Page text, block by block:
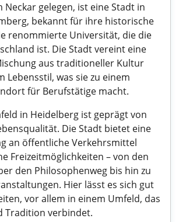
Neckar gelegen, ist eine Stadt in
bekannt für ihre historische
renommierte Universität, die die
ist. Die Stadt vereint eine
aus traditioneller Kultur
Lebensstil, was sie zu einem
für Berufstätige macht.
in Heidelberg ist geprägt von
Die Stadt bietet eine
an öffentliche Verkehrsmittel
Freizeitmöglichkeiten – von den
den Philosophenweg bis hin zu
Hier lässt es sich gut
vor allem in einem Umfeld, das
Tradition verbindet.